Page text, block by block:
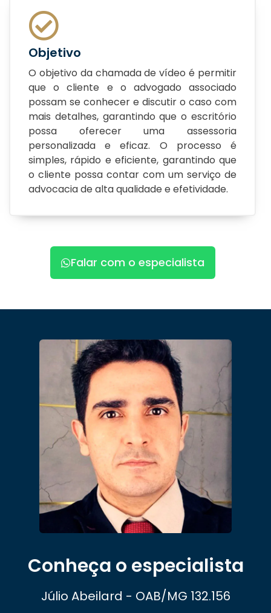
Objetivo
O objetivo da chamada de vídeo é permitir
que o cliente e o advogado associado
possam se conhecer e discutir o caso com
mais detalhes, garantindo que o escritório
possa oferecer uma assessoria
personalizada e eficaz. O processo é
simples, rápido e eficiente, garantindo que
o cliente possa contar com um serviço de
advocacia de alta qualidade e efetividade.
Falar com o especialista
Conheça o especialista
Júlio Abeilard - OAB/MG 132.156